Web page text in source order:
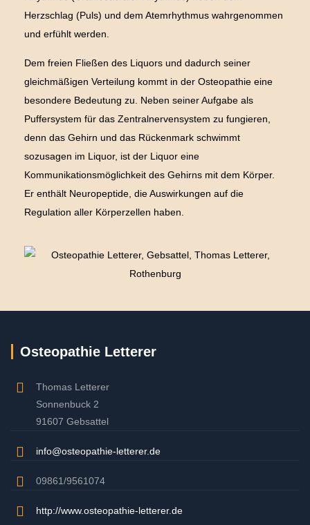
Herzschlag (Puls) und dem Atemrhythmus wahrgenommen
und erfühlt werden.
Dem freien Fließen des Liquors und dadurch seiner
gleichmäßigen Verteilung kommt in der Osteopathie eine
besondere Bedeutung zu. Neben seiner Aufgabe als
Puffersystem für das Zentralnervensystem zu fungieren,
denn das Gehirn und das Rückenmark schwimmt
sozusagen im Liquor, ist der Liquor eine
Kommunikationsmöglichkeit des Gehirns mit dem Körper.
Er enthält Neuropeptide, die Auswirkungen auf die
Regulation aller Körperzellen haben.
Osteopathie Letterer
Thomas Letterer
Sonnenbuck 2
91607 Gebsattel
info@osteopathie-letterer.de
09861/9561074
http://www.osteopathie-letterer.de